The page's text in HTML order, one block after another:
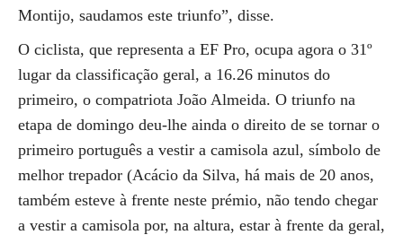
Montijo, saudamos este triunfo”, disse.
O ciclista, que representa a EF Pro, ocupa agora o 31º
lugar da classificação geral, a 16.26 minutos do
primeiro, o compatriota João Almeida. O triunfo na
etapa de domingo deu-lhe ainda o direito de se tornar o
primeiro português a vestir a camisola azul, símbolo de
melhor trepador (Acácio da Silva, há mais de 20 anos,
também esteve à frente neste prémio, não tendo chegar
a vestir a camisola por, na altura, estar à frente da geral,